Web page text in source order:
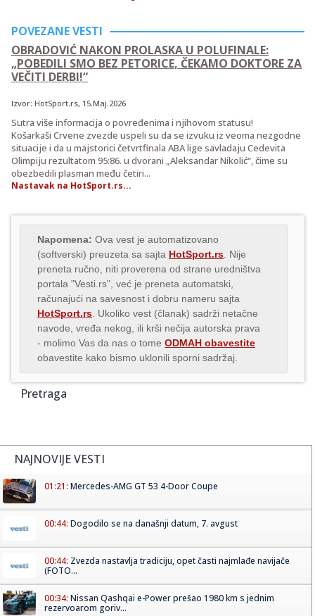
POVEZANE VESTI
OBRADOVIĆ NAKON PROLASKA U POLUFINALE:
„POBEDILI SMO BEZ PETORICE, ČEKAMO DOKTORE ZA
VEČITI DERBI!“
Izvor: HotSport.rs, 15.Maj.2026
Sutra više informacija o povređenima i njihovom statusu!
Košarkaši Crvene zvezde uspeli su da se izvuku iz veoma nezgodne
situacije i da u majstorici četvrtfinala ABA lige savladaju Cedevita
Olimpiju rezultatom 95:86. u dvorani „Aleksandar Nikolić“, čime su
obezbedili plasman među četiri...
Nastavak na HotSport.rs...
Napomena: Ova vest je automatizovano
(softverski) preuzeta sa sajta HotSport.rs . Nije
preneta ručno, niti proverena od strane uredništva
portala "Vesti.rs", već je preneta automatski,
računajući na savesnost i dobru nameru sajta
HotSport.rs . Ukoliko vest (članak) sadrži netačne
navode, vređa nekog, ili krši nečija autorska prava
- molimo Vas da nas o tome ODMAH obavestite
obavestite kako bismo uklonili sporni sadržaj.
Pretraga
NAJNOVIJE VESTI
01:21: Mercedes-AMG GT 53 4-Door Coupe
00:44: Dogodilo se na današnji datum, 7. avgust
00:44: Zvezda nastavlja tradiciju, opet časti najmlađe navijače
(FOTO...
00:34: Nissan Qashqai e-Power prešao 1980 km s jednim
rezervoarom goriv...